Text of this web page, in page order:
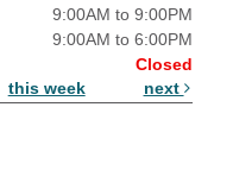
9:00AM to 9:00PM
9:00AM to 6:00PM
Closed
this week next